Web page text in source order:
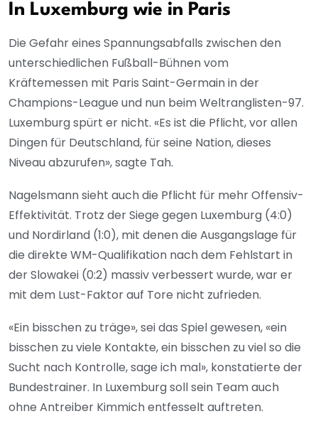
In Luxemburg wie in Paris
Die Gefahr eines Spannungsabfalls zwischen den
unterschiedlichen Fußball-Bühnen vom
Kräftemessen mit Paris Saint-Germain in der
Champions-League und nun beim Weltranglisten-97.
Luxemburg spürt er nicht. «Es ist die Pflicht, vor allen
Dingen für Deutschland, für seine Nation, dieses
Niveau abzurufen», sagte Tah.
Nagelsmann sieht auch die Pflicht für mehr Offensiv-
Effektivität. Trotz der Siege gegen Luxemburg (4:0)
und Nordirland (1:0), mit denen die Ausgangslage für
die direkte WM-Qualifikation nach dem Fehlstart in
der Slowakei (0:2) massiv verbessert wurde, war er
mit dem Lust-Faktor auf Tore nicht zufrieden.
«Ein bisschen zu träge», sei das Spiel gewesen, «ein
bisschen zu viele Kontakte, ein bisschen zu viel so die
Sucht nach Kontrolle, sage ich mal», konstatierte der
Bundestrainer. In Luxemburg soll sein Team auch
ohne Antreiber Kimmich entfesselt auftreten.